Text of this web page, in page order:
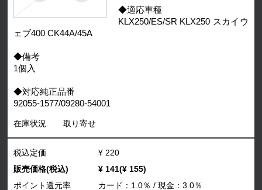
◆適応車種
KLX250/ES/SR KLX250 スカイウ
ェブ400 CK44A/45A
◆備考
1個入
◆対応純正品番
92055-1577/09280-54001
在庫状況 取り寄せ
税込定価
¥ 220
販売価格(税込)
¥ 141(¥ 155)
ポイント還元率
カード：1.0％ / 現金：3.0％